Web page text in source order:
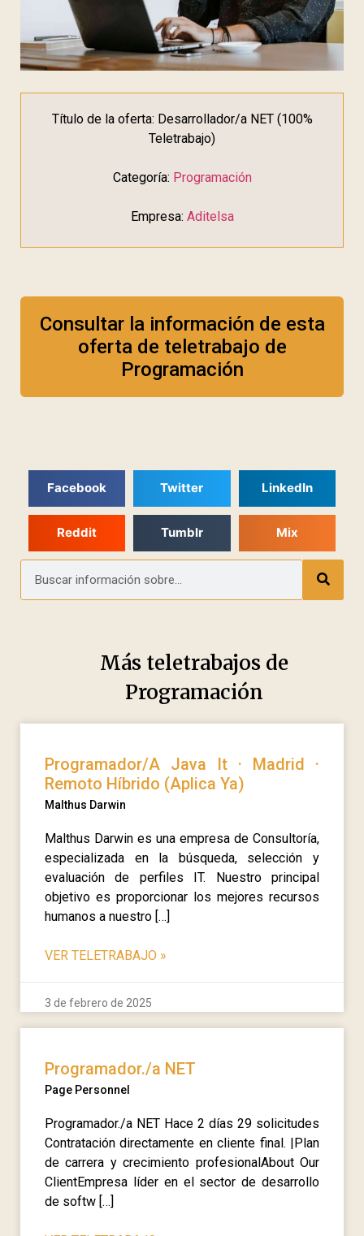
Título de la oferta: Desarrollador/a NET (100%
Teletrabajo)
Categoría: Programación
Empresa: Aditelsa
Consultar la información de esta
oferta de teletrabajo de
Programación
Facebook Twitter LinkedIn
Reddit Tumblr Mix
Más teletrabajos de
Programación
Programador/A Java It · Madrid ·
Remoto Híbrido (Aplica Ya)
Malthus Darwin
Malthus Darwin es una empresa de Consultoría,
especializada en la búsqueda, selección y
evaluación de perfiles IT. Nuestro principal
objetivo es proporcionar los mejores recursos
humanos a nuestro […]
VER TELETRABAJO »
3 de febrero de 2025
Programador./a NET
Page Personnel
Programador./a NET Hace 2 días 29 solicitudes
Contratación directamente en cliente final. |Plan
de carrera y crecimiento profesionalAbout Our
ClientEmpresa líder en el sector de desarrollo
de softw […]